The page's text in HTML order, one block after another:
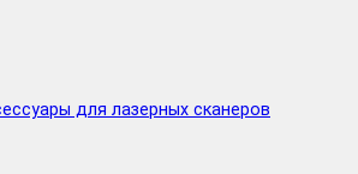
для лазерных сканеров